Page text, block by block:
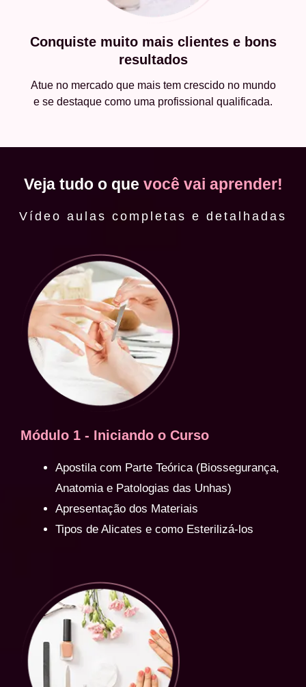
Conquiste muito mais clientes e bons
resultados
Atue no mercado que mais tem crescido no mundo
e se destaque como uma profissional qualificada.
Veja tudo o que você vai aprender!
Vídeo aulas completas e detalhadas
Módulo 1 - Iniciando o Curso
Apostila com Parte Teórica (Biossegurança,
Anatomia e Patologias das Unhas)
Apresentação dos Materiais
Tipos de Alicates e como Esterilizá-los